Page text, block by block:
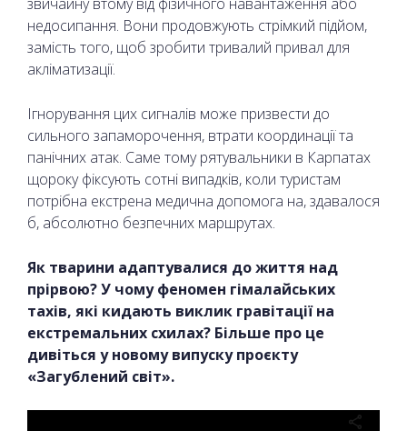
недосипання. Вони продовжують стрімкий підйом,
замість того, щоб зробити тривалий привал для
акліматизації.
Ігнорування цих сигналів може призвести до
сильного запаморочення, втрати координації та
панічних атак. Саме тому рятувальники в Карпатах
щороку фіксують сотні випадків, коли туристам
потрібна екстрена медична допомога на, здавалося
б, абсолютно безпечних маршрутах.
Як тварини адаптувалися до життя над
прірвою? У чому феномен гімалайських
тахів, які кидають виклик гравітації на
екстремальних схилах? Більше про це
дивіться у новому випуску проєкту
«Загублений світ».